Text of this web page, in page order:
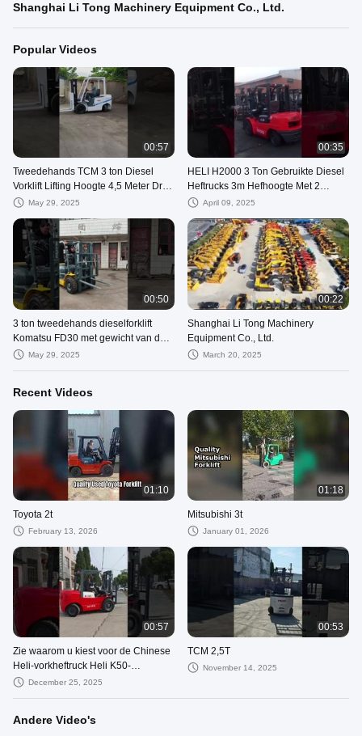
Shanghai Li Tong Machinery Equipment Co., Ltd.
Popular Videos
00:57
Tweedehands TCM 3 ton Diesel
Vorklift Lifting Hoogte 4,5 Meter Drie
Heuvels Witte kleur
May 29, 2025
00:35
HELI H2000 3 Ton Gebruikte Diesel
Heftrucks 3m Hefhoogte Met 2
Stages Masten Zwaar Gebouwd In
April 09, 2025
00:50
3 ton tweedehands dieselforklift
Komatsu FD30 met gewicht van de
bestuurder
May 29, 2025
00:22
Shanghai Li Tong Machinery
Equipment Co., Ltd.
March 20, 2025
Recent Videos
01:10
Toyota 2t
February 13, 2026
01:18
Mitsubishi 3t
January 01, 2026
00:57
Zie waarom u kiest voor de Chinese
Heli-vorkheftruck Heli K50-
vorkheftruck 5 ton 3 meter
December 25, 2025
00:53
TCM 2,5T
November 14, 2025
Andere Video's